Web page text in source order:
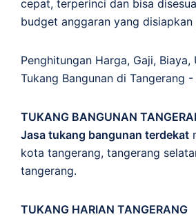
cepat, terperinci dan bisa
budget anggaran yang
Penghitungan Harga, Gaji, Biaya,
Tukang Bangunan di Tangerang -
TUKANG BANGUNAN
Jasa tukang bangunan terdekat
kota tangerang, tangerang
tangerang.
TUKANG HARIAN TANGERANG